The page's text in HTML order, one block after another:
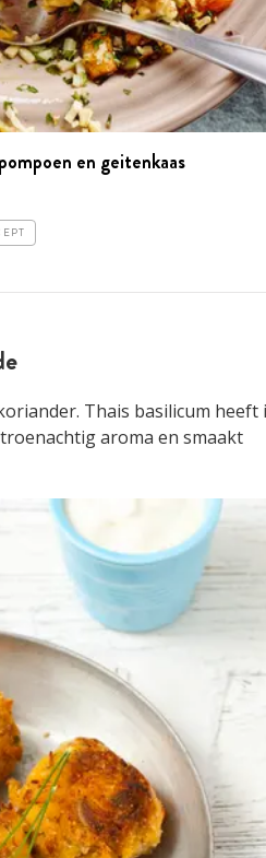
en geitenkaas
Thais basilicum heeft
aroma en smaakt